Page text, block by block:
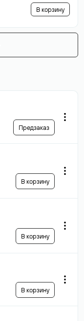
В корзину
Предзаказ
В корзину
В корзину
В корзину